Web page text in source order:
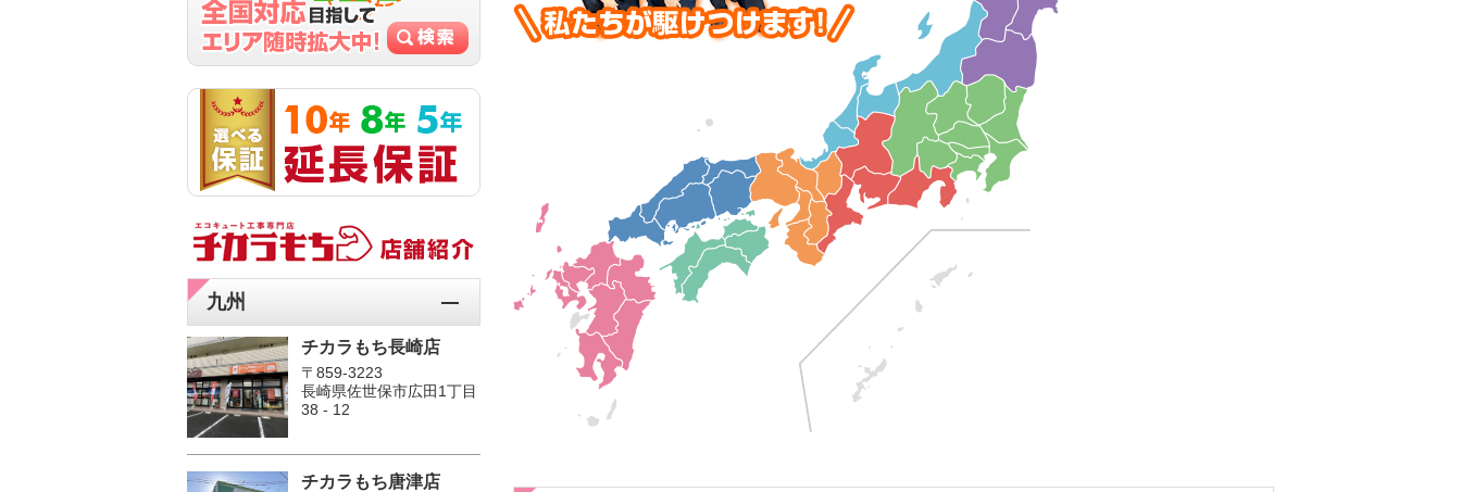
九州
チカラもち長崎店
〒859-3223
長崎県佐世保市広田1丁目
38 - 12
チカラもち唐津店